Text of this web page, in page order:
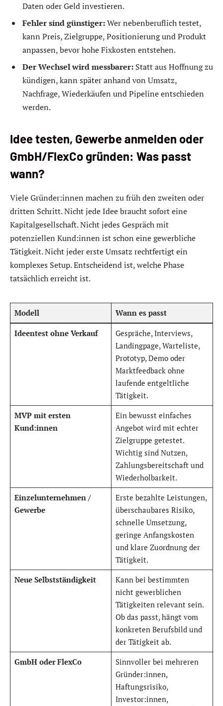
Daten oder Geld investieren.
Fehler sind günstiger:Wer nebenberuflich testet,
kann Preis, Zielgruppe, Positionierung und Produkt
anpassen, bevor hohe Fixkosten entstehen.
Der Wechsel wird messbarer: Statt aus Hoffnung zu
kündigen, kann später anhand von Umsatz,
Nachfrage, Wiederkäufen und Pipeline entschieden
werden.
Idee testen, Gewerbe anmelden oder
GmbH/FlexCo gründen: Was passt
wann?
Viele Gründer:innen machen zu früh den zweiten oder
dritten Schritt. Nicht jede Idee braucht sofort eine
Kapitalgesellschaft. Nicht jedes Gespräch mit
potenziellen Kund:innen ist schon eine gewerbliche
Tätigkeit. Nicht jeder erste Umsatz rechtfertigt ein
komplexes Setup. Entscheidend ist, welche Phase
tatsächlich erreicht ist.
Modell Wann es passt
Ideentest ohne Verkauf
Gespräche, Interviews,
Landingpage, Warteliste,
Prototyp, Demo oder
Marktfeedback ohne
laufende entgeltliche
Tätigkeit.
MVP mit ersten
Kund:innen
Ein bewusst einfaches
Angebot wird mit echter
Zielgruppe getestet.
Wichtig sind Nutzen,
Zahlungsbereitschaft und
Wiederholbarkeit.
Einzelunternehmen /
Gewerbe
Erste bezahlte Leistungen,
überschaubares Risiko,
schnelle Umsetzung,
geringe Anfangskosten
und klare Zuordnung der
Tätigkeit.
Neue Selbstständigkeit
Kann bei bestimmten
nicht gewerblichen
Tätigkeiten relevant sein.
Ob das passt, hängt vom
konkreten Berufsbild und
der Tätigkeit ab.
GmbH oder FlexCo
Sinnvoller bei mehreren
Gründer:innen,
Haftungsrisiko,
Investor:innen,